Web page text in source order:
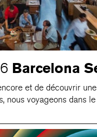
Barcelona
et de découvrir
nous voyageons dans